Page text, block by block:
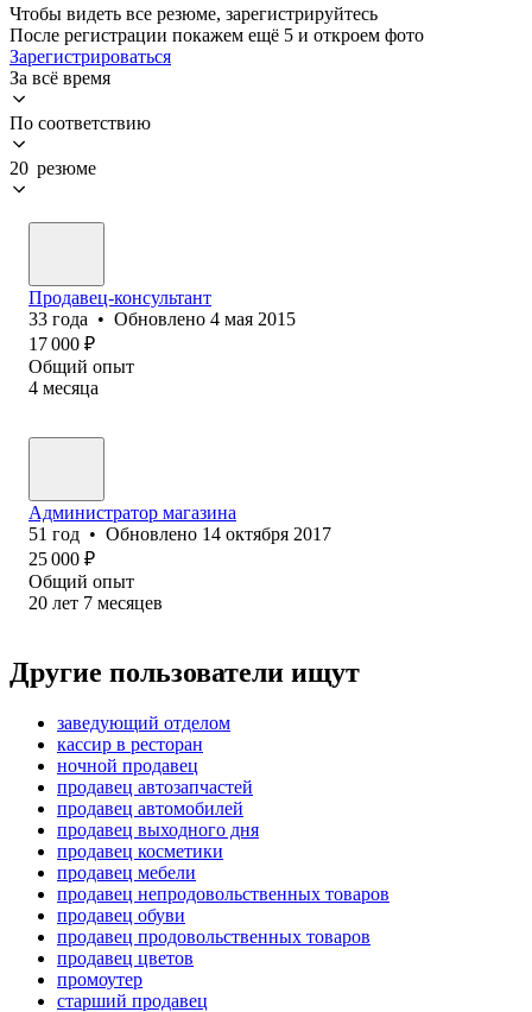
Чтобы видеть все резюме, зарегистрируйтесь
После регистрации покажем ещё 5 и откроем фото
Зарегистрироваться
За всё время
По соответствию
20 резюме
Продавец-консультант
33 года • Обновлено 4 мая 2015
17 000 ₽
Общий опыт
4 месяца
Администратор магазина
51 год • Обновлено 14 октября 2017
25 000 ₽
Общий опыт
20 лет 7 месяцев
Другие пользователи ищут
заведующий отделом
кассир в ресторан
ночной продавец
продавец автозапчастей
продавец автомобилей
продавец выходного дня
продавец косметики
продавец мебели
продавец непродовольственных товаров
продавец обуви
продавец продовольственных товаров
продавец цветов
промоутер
старший продавец